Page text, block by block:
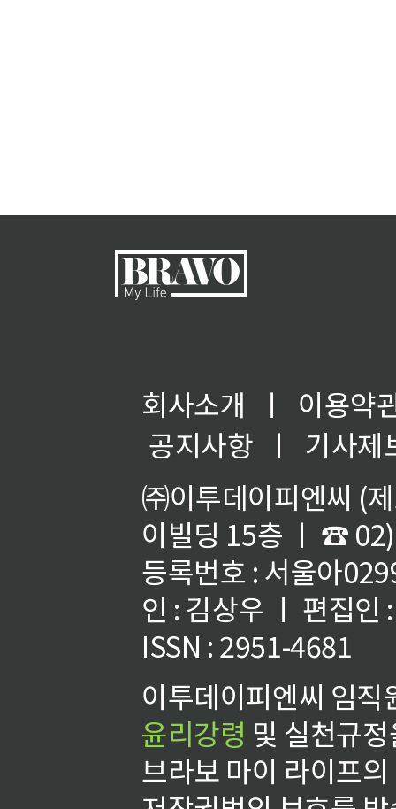
회사소개 ㅣ
이용약
공지사항
ㅣ
기사제
㈜이투데이피엔씨 (
이빌딩 15층 ㅣ ☎
등록번호 : 서울아
인 : 김상우 ㅣ 편집인
ISSN : 2951-4681
이투데이피엔씨 임
윤리강령 및 실천규
브라보 마이 라이프